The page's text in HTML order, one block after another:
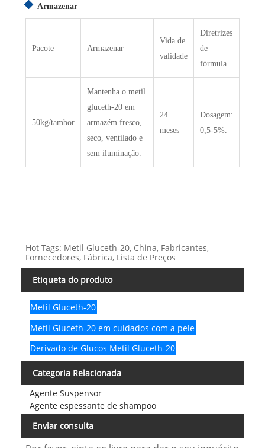
Armazenar
Pacote Armazenar
Vida de
validade
Diretrizes
de
fórmula
50kg/tambor
Mantenha o metil
gluceth-20 em
armazém fresco,
seco, ventilado e
sem iluminação.
24
meses
Dosagem:
0,5-5%.
Hot Tags: Metil Gluceth-20, China, Fabricantes,
Fornecedores, Fábrica, Lista de Preços
Etiqueta do produto
Metil Gluceth-20
Metil Gluceth-20 em cuidados com a pele
Derivado de Glucos Metil Gluceth-20
Categoria Relacionada
Agente Suspensor
Agente espessante de shampoo
Enviar consulta